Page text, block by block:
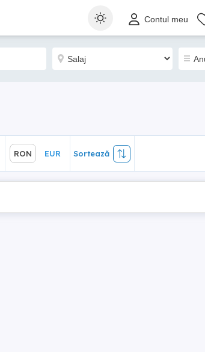
Contul meu
Sortează
RON EUR Sortează